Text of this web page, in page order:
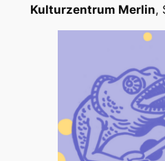
Kulturzentrum Merlin,